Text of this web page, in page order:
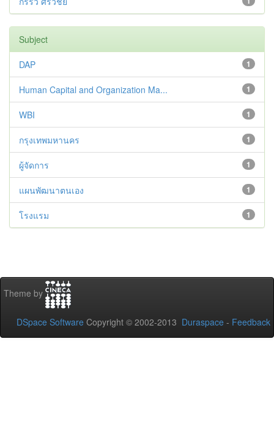
Subject
1
DAP
1
Human Capital and Organization Ma...
1
WBI
1
กรุงเทพมหานคร
1
ผู้จัดการ
1
แผนพัฒนาตนเอง
1
โรงแรม
Theme by
DSpace Software Copyright © 2002-2013 Duraspace - Feedback